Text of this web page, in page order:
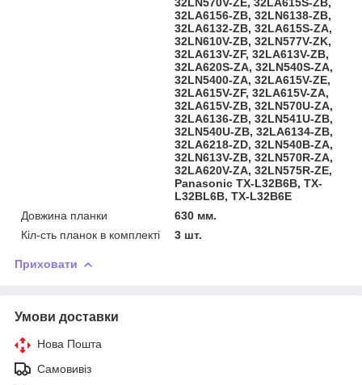
32LA6156-ZB, 32LN6138-ZB,
32LA6132-ZB, 32LA615S-ZA,
32LN610V-ZB, 32LN577V-ZK,
32LA613V-ZF, 32LA613V-ZB,
32LA620S-ZA, 32LN540S-ZA,
32LN5400-ZA, 32LA615V-ZE,
32LA615V-ZF, 32LA615V-ZA,
32LA615V-ZB, 32LN570U-ZA,
32LA6136-ZB, 32LN541U-ZB,
32LN540U-ZB, 32LA6134-ZB,
32LA6218-ZD, 32LN540B-ZA,
32LN613V-ZB, 32LN570R-ZA,
32LA620V-ZA, 32LN575R-ZE,
Panasonic TX-L32B6B, TX-
L32BL6B, TX-L32B6E
Довжина планки
630 мм.
Кіл-сть планок в комплекті
3 шт.
Приховати
Умови доставки
Нова Пошта
Самовивіз